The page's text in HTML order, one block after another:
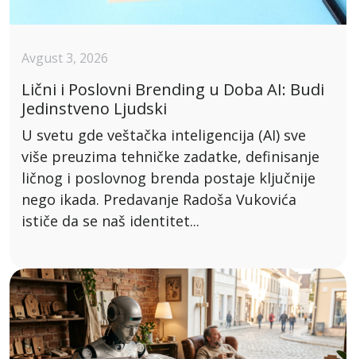
Avgust 3, 2026
Lični i Poslovni Brending u Doba AI: Budi
Jedinstveno Ljudski
U svetu gde veštačka inteligencija (AI) sve
više preuzima tehničke zadatke, definisanje
ličnog i poslovnog brenda postaje ključnije
nego ikada. Predavanje Radoša Vukovića
ističe da se naš identitet...